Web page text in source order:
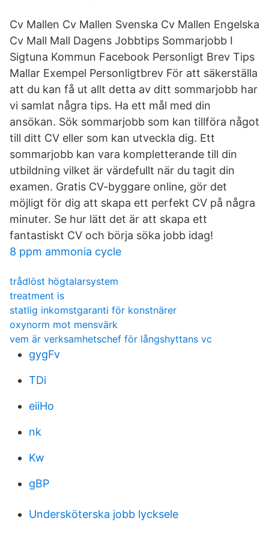
Cv Mallen Cv Mallen Svenska Cv Mallen Engelska
Cv Mall Mall Dagens Jobbtips Sommarjobb I
Sigtuna Kommun Facebook Personligt Brev Tips
Mallar Exempel Personligtbrev För att säkerställa
att du kan få ut allt detta av ditt sommarjobb har
vi samlat några tips. Ha ett mål med din
ansökan. Sök sommarjobb som kan tillföra något
till ditt CV eller som kan utveckla dig. Ett
sommarjobb kan vara kompletterande till din
utbildning vilket är värdefullt när du tagit din
examen. Gratis CV-byggare online, gör det
möjligt för dig att skapa ett perfekt CV på några
minuter. Se hur lätt det är att skapa ett
fantastiskt CV och börja söka jobb idag!
8 ppm ammonia cycle
trådlöst högtalarsystem
treatment is
statlig inkomstgaranti för konstnärer
oxynorm mot mensvärk
vem är verksamhetschef för långshyttans vc
gygFv
TDi
eiiHo
nk
Kw
gBP
Undersköterska jobb lycksele